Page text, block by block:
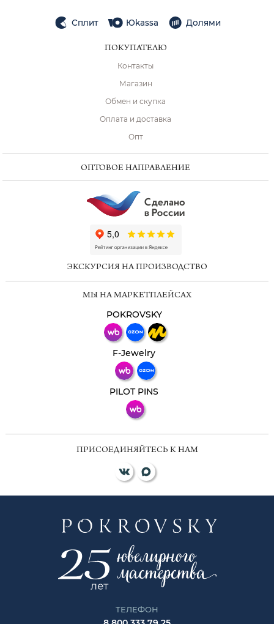
Сплит Юkassa Долями
ПОКУПАТЕЛЮ
Контакты
Магазин
Обмен и скупка
Оплата и доставка
Опт
ОПТОВОЕ НАПРАВЛЕНИЕ
ЭКСКУРСИЯ НА ПРОИЗВОДСТВО
МЫ НА МАРКЕТПЛЕЙСАХ
POKROVSKY
F-Jewelry
PILOT PINS
ПРИСОЕДИНЯЙТЕСЬ К НАМ
ТЕЛЕФОН